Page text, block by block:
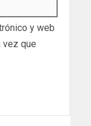
y web
vez que